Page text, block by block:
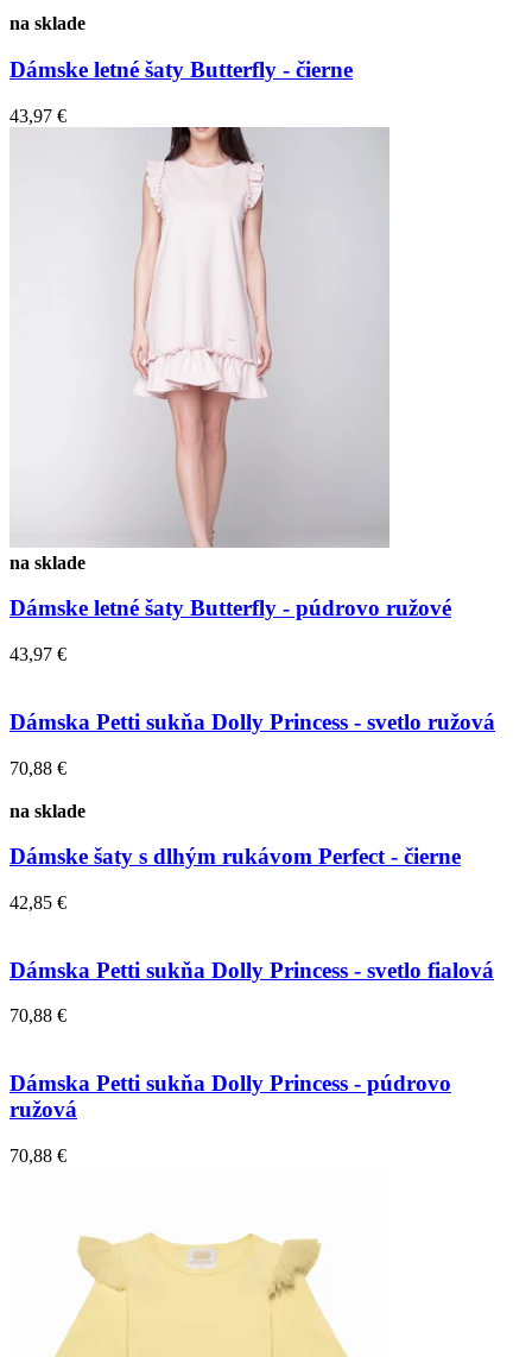
na sklade
Dámske letné šaty Butterfly - čierne
43,97 €
na sklade
Dámske letné šaty Butterfly - púdrovo ružové
43,97 €
Dámska Petti sukňa Dolly Princess - svetlo ružová
70,88 €
na sklade
Dámske šaty s dlhým rukávom Perfect - čierne
42,85 €
Dámska Petti sukňa Dolly Princess - svetlo fialová
70,88 €
Dámska Petti sukňa Dolly Princess - púdrovo
ružová
70,88 €